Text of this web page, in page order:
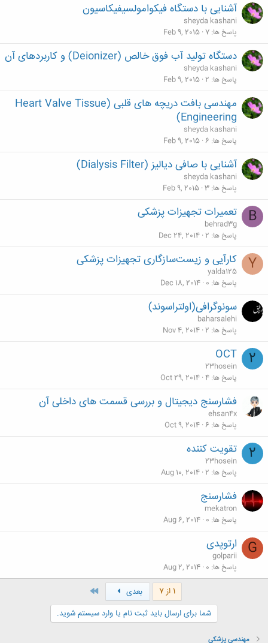
آشنایی با دستگاه فيكوامولسيفيكاسيون
sheyda kashani
پاسخ ها 7
Feb 9, 2015
دستگاه توليد آب فوق خالص (Deionizer) و کاربردهای آن
sheyda kashani
پاسخ ها 2
Feb 9, 2015
مهندسی بافت دریچه های قلبی (Heart Valve Tissue
Engineering)
sheyda kashani
پاسخ ها 6
Feb 9, 2015
آشنایی با صافی دیالیز (Dialysis Filter)
sheyda kashani
پاسخ ها 3
Feb 9, 2015
B تعمیرات تجهیزات پزشکی
behrad3g
پاسخ ها 2
Dec 24, 2014
Y کارآیی و زیست‌سازگاری تجهیزات پزشکی
yalda125
پاسخ ها 0
Dec 18, 2014
سونوگرافی(اولتراسوند)
baharsalehi
پاسخ ها 2
Nov 4, 2014
2
OCT
23hosein
پاسخ ها 4
Oct 29, 2014
فشارسنج دیجیتال و بررسی قسمت های داخلی آن
ehsan4x
پاسخ ها 6
Oct 9, 2014
2 تقویت کننده
23hosein
پاسخ ها 2
Aug 10, 2014
فشارسنج
mekatron
پاسخ ها 0
Aug 6, 2014
G ارتوپدی
golparii
پاسخ ها 0
Aug 2, 2014
1 از 7 بعدی
شما برای ارسال باید ثبت نام یا وارد سیستم شوید.
مهندسی پزشكی